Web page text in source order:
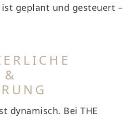
geplant und gesteuert –
&
dynamisch. Bei THE